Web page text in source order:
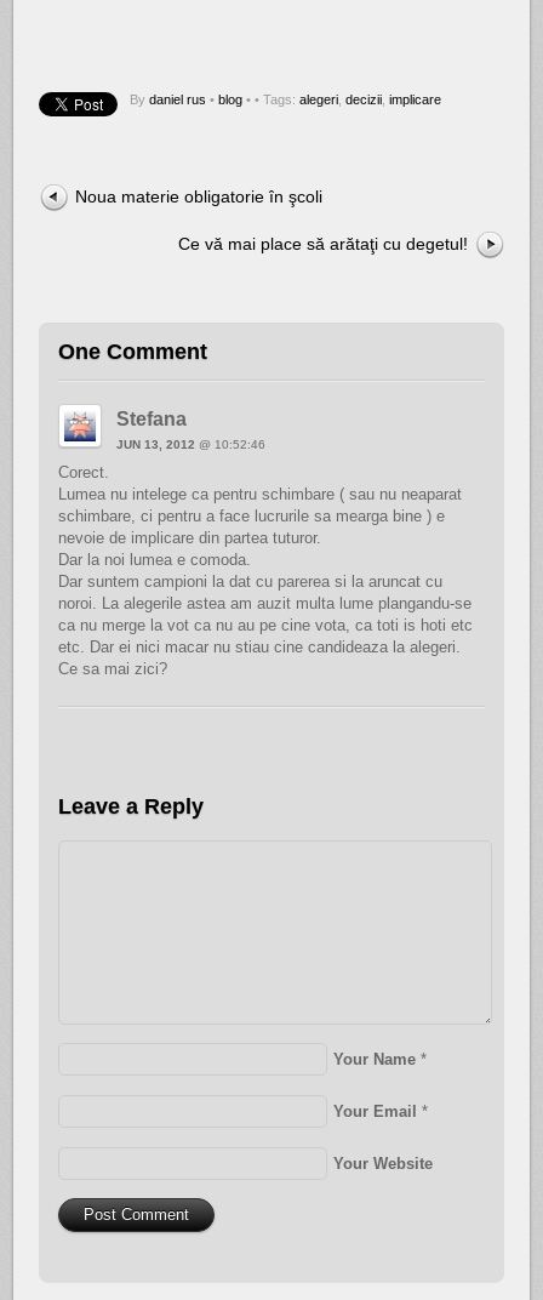
Bydaniel rus • blog • • Tags:alegeri ,decizii ,implicare
Noua materie obligatorie în şcoli
Ce vă mai place să arătaţi cu degetul!
One Comment
Stefana
JUN 13, 2012 @ 10:52:46
Corect.
Lumea nu intelege ca pentru schimbare ( sau nu neaparat
schimbare, ci pentru a face lucrurile sa mearga bine ) e
nevoie de implicare din partea tuturor.
Dar la noi lumea e comoda.
Dar suntem campioni la dat cu parerea si la aruncat cu
noroi. La alegerile astea am auzit multa lume plangandu-se
ca nu merge la vot ca nu au pe cine vota, ca toti is hoti etc
etc. Dar ei nici macar nu stiau cine candideaza la alegeri.
Ce sa mai zici?
Leave a Reply
Your Name *
Your Email *
Your Website